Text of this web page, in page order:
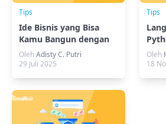
Tips
Ide Bisnis yang Bisa
Kamu Bangun dengan
No-Code Tools
OlehAdisty C. Putri
29 Juli 2025
Tips
Oleh
18